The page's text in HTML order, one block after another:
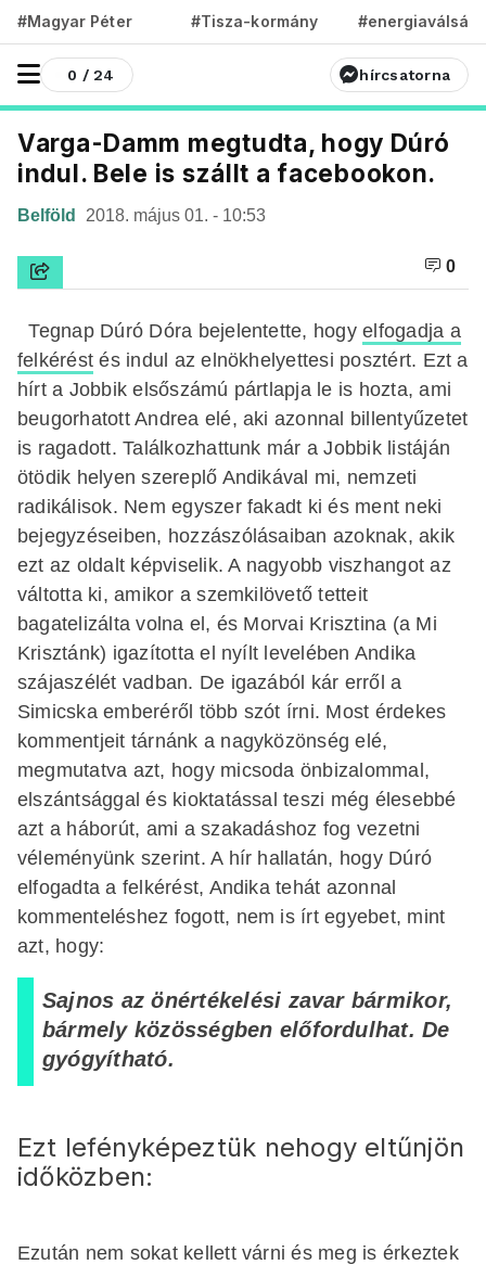
#Magyar Péter #Tisza-kormány #energiaválság
0 / 24 hírcsatorna
Varga-Damm megtudta, hogy Dúró
indul. Bele is szállt a facebookon.
Belföld 2018. május 01. - 10:53
0
Tegnap Dúró Dóra bejelentette, hogyelfogadja a
felkérést és indul az elnökhelyettesi posztért. Ezt a
hírt a Jobbik elsőszámú pártlapja le is hozta, ami
beugorhatott Andrea elé, aki azonnal billentyűzetet
is ragadott. Találkozhattunk már a Jobbik listáján
ötödik helyen szereplő Andikával mi, nemzeti
radikálisok. Nem egyszer fakadt ki és ment neki
bejegyzéseiben, hozzászólásaiban azoknak, akik
ezt az oldalt képviselik. A nagyobb viszhangot az
váltotta ki, amikor a szemkilövető tetteit
bagatelizálta volna el, és Morvai Krisztina (a Mi
Krisztánk) igazította el nyílt levelében Andika
szájaszélét vadban. De igazából kár erről a
Simicska emberéről több szót írni. Most érdekes
kommentjeit tárnánk a nagyközönség elé,
megmutatva azt, hogy micsoda önbizalommal,
elszántsággal és kioktatással teszi még élesebbé
azt a háborút, ami a szakadáshoz fog vezetni
véleményünk szerint. A hír hallatán, hogy Dúró
elfogadta a felkérést, Andika tehát azonnal
kommenteléshez fogott, nem is írt egyebet, mint
azt, hogy:
Sajnos az önértékelési zavar bármikor,
bármely közösségben előfordulhat. De
gyógyítható.
Ezt lefényképeztük nehogy eltűnjön
időközben:
Ezután nem sokat kellett várni és meg is érkeztek